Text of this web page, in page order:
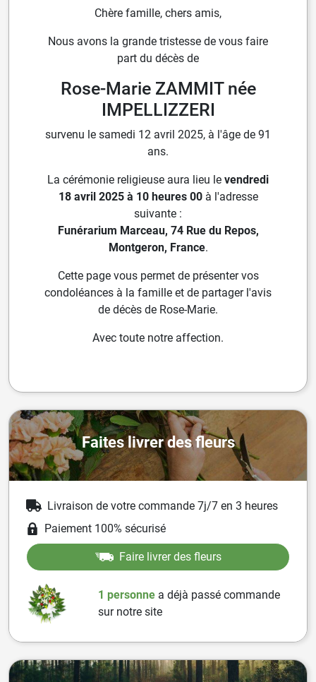
Chère famille, chers amis,
Nous avons la grande tristesse de vous faire
part du décès de
Rose-Marie ZAMMIT née
IMPELLIZZERI
survenu le samedi 12 avril 2025, à l'âge de 91
ans.
La cérémonie religieuse aura lieu le vendredi
18 avril 2025 à 10 heures 00à l'adresse
suivante :
Funérarium Marceau, 74 Rue du Repos,
Montgeron, France.
Cette page vous permet de présenter vos
condoléances à la famille et de partager l'avis
de décès de Rose-Marie.
Avec toute notre affection.
Faites livrer des fleurs
Livraison de votre commande 7j/7 en 3 heures
Paiement 100% sécurisé
Faire livrer des fleurs
1 personne a déjà passé commande
sur notre site